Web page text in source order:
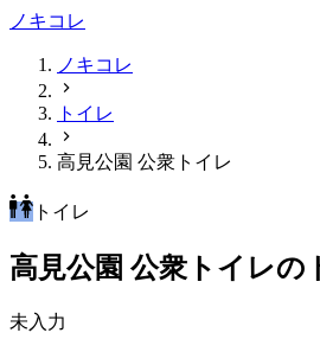
ノキコレ
ノキコレ
トイレ
高見公園 公衆トイレ
トイレ
高見公園 公衆トイレの
未入力